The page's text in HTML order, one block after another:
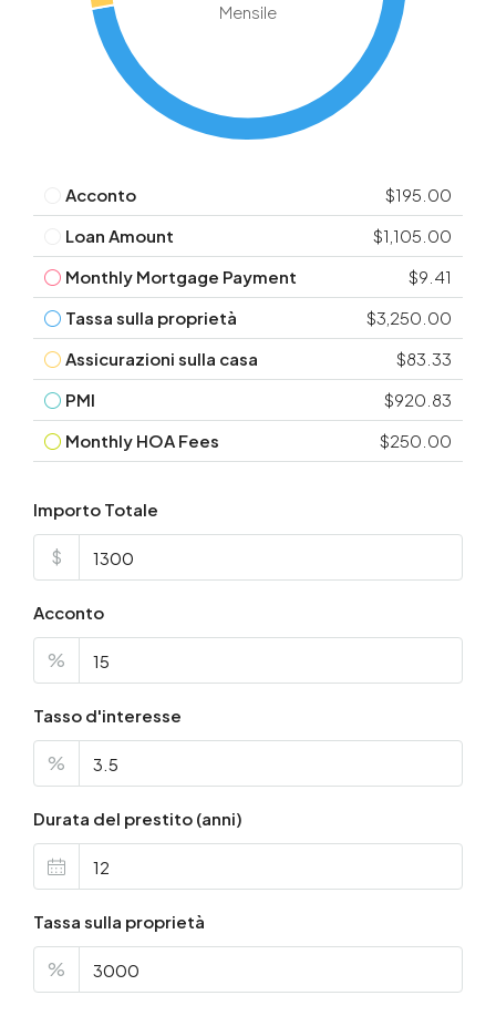
Mensile
Acconto
$195.00
Loan Amount
$1,105.00
Monthly Mortgage Payment
$9.41
Tassa sulla proprietà
$3,250.00
Assicurazioni sulla casa
$83.33
PMI
$920.83
Monthly HOA Fees
$250.00
Importo Totale
$
Acconto
%
Tasso d'interesse
%
Durata del prestito (anni)
Tassa sulla proprietà
%